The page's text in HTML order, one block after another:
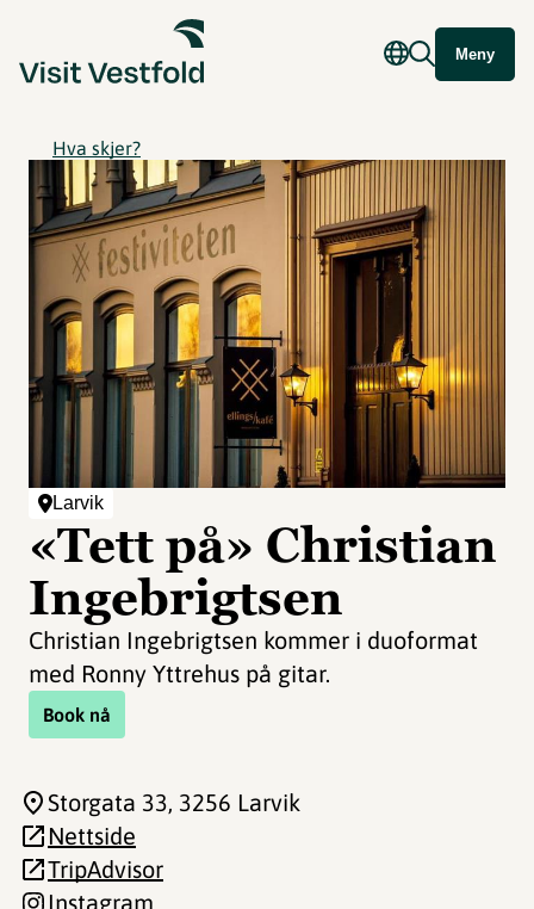
Meny
Hva skjer?
Larvik
«Tett på» Christian
Ingebrigtsen
Christian Ingebrigtsen kommer i duoformat
med Ronny Yttrehus på gitar.
Book nå
Storgata 33, 3256 Larvik
Nettside
TripAdvisor
Instagram